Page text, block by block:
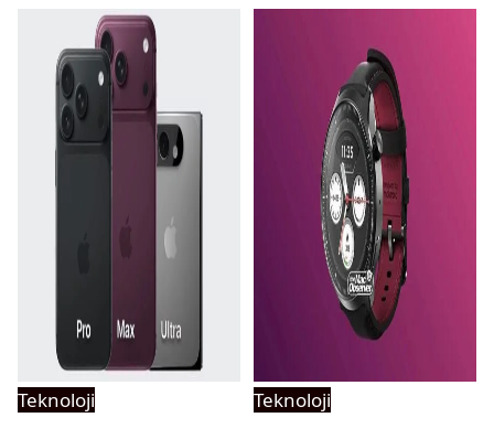
Teknoloji
Teknoloji